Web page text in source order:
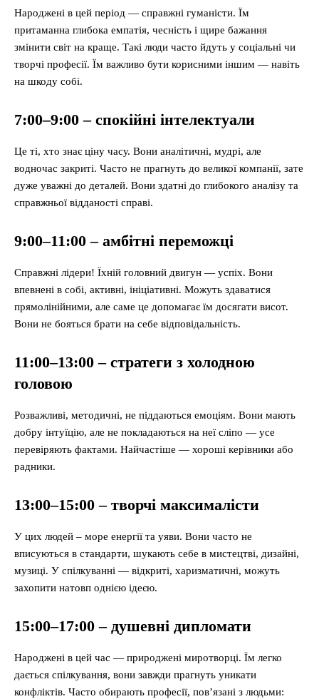
Народжені в цей період — справжні гуманісти. Їм
притаманна глибока емпатія, чесність і щире бажання
змінити світ на краще. Такі люди часто йдуть у соціальні чи
творчі професії. Їм важливо бути корисними іншим — навіть
на шкоду собі.
7:00–9:00 – спокійні інтелектуали
Це ті, хто знає ціну часу. Вони аналітичні, мудрі, але
водночас закриті. Часто не прагнуть до великої компанії, зате
дуже уважні до деталей. Вони здатні до глибокого аналізу та
справжньої відданості справі.
9:00–11:00 – амбітні переможці
Справжні лідери! Їхній головний двигун — успіх. Вони
впевнені в собі, активні, ініціативні. Можуть здаватися
прямолінійними, але саме це допомагає їм досягати висот.
Вони не бояться брати на себе відповідальність.
11:00–13:00 – стратеги з холодною
головою
Розважливі, методичні, не піддаються емоціям. Вони мають
добру інтуїцію, але не покладаються на неї сліпо — усе
перевіряють фактами. Найчастіше — хороші керівники або
радники.
13:00–15:00 – творчі максималісти
У цих людей – море енергії та уяви. Вони часто не
вписуються в стандарти, шукають себе в мистецтві, дизайні,
музиці. У спілкуванні — відкриті, харизматичні, можуть
захопити натовп однією ідеєю.
15:00–17:00 – душевні дипломати
Народжені в цей час — природжені миротворці. Їм легко
дається спілкування, вони завжди прагнуть уникати
конфліктів. Часто обирають професії, пов’язані з людьми: